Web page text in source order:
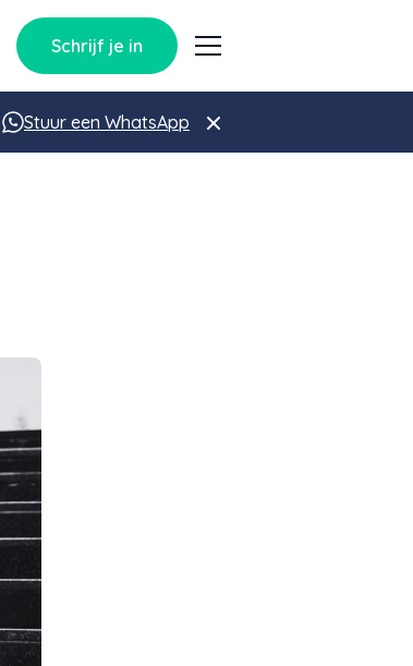
Schrijf je in
Stuur een WhatsApp